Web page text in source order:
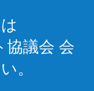
協議会 会
。